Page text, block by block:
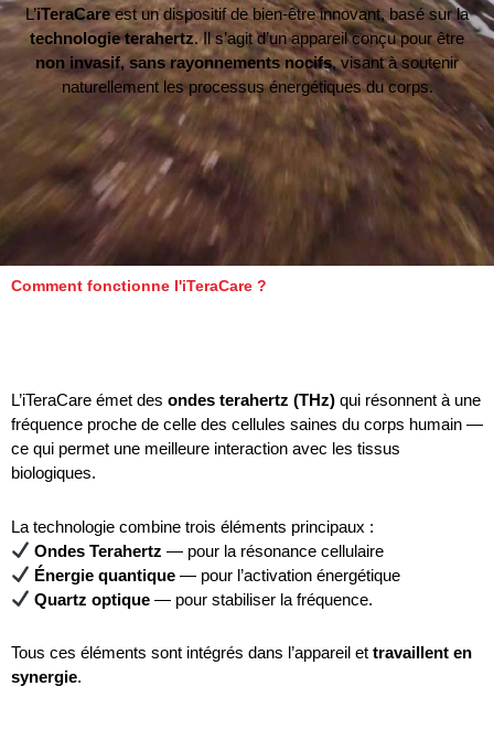
L’iTeraCareest un dispositif de bien-être innovant, basé sur la
technologie terahertz. Il s’agit d’un appareil conçu pour être
non invasif, sans rayonnements nocifs, visant à soutenir
naturellement les processus énergétiques du corps.
Comment fonctionne l'iTeraCare ?
L’iTeraCare émet des ondes terahertz (THz) qui résonnent à une
fréquence proche de celle des cellules saines du corps humain —
ce qui permet une meilleure interaction avec les tissus
biologiques.
La technologie combine trois éléments principaux :
Ondes Terahertz — pour la résonance cellulaire
Énergie quantique — pour l’activation énergétique
Quartz optique — pour stabiliser la fréquence.
Tous ces éléments sont intégrés dans l’appareil et travaillent en
synergie.